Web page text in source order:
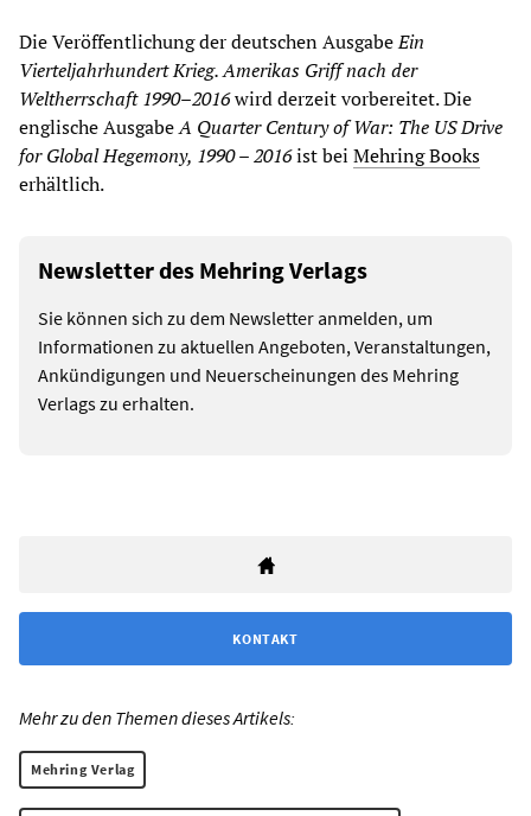
Die Veröffentlichung der deutschen AusgabeEin
Vierteljahrhundert Krieg. Amerikas Griff nach der
Weltherrschaft 1990–2016wird derzeit vorbereitet. Die
englische AusgabeA Quarter Century of War: The US Drive
for Global Hegemony, 1990 – 2016ist bei Mehring Books
erhältlich.
Newsletter des Mehring Verlags
Sie können sich zu dem Newsletter anmelden, um
Informationen zu aktuellen Angeboten, Veranstaltungen,
Ankündigungen und Neuerscheinungen des Mehring
Verlags zu erhalten.
KONTAKT
Mehr zu den Themen dieses Artikels:
Mehring Verlag